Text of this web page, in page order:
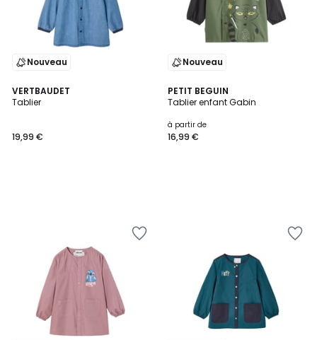
Nouveau
VERTBAUDET
Tablier
19,99 €
Nouveau
PETIT BEGUIN
Tablier enfant Gabin
à partir de
16,99 €